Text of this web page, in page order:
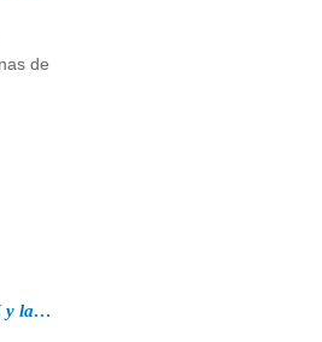
de
¿Qué es la máquina perfiladora de correas CZ y la aplicación CZ Purlin?